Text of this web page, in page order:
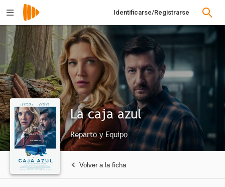
Identificarse/Registrarse
La caja azul
Reparto y Equipo
Volver a la ficha